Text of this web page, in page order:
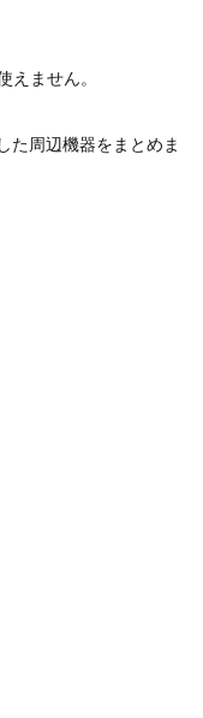
えません。
た周辺機器をまとめま